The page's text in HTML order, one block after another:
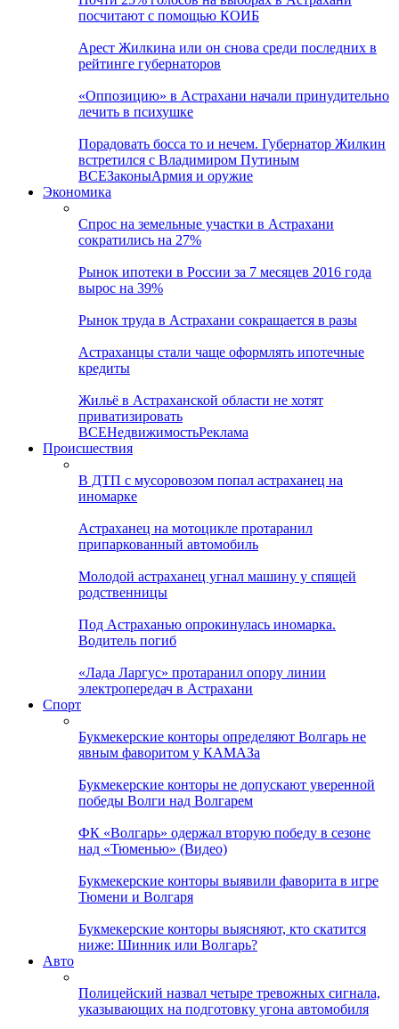
посчитают с помощью КОИБ
Арест Жилкина или он снова среди последних в
рейтинге губернаторов
«Оппозицию» в Астрахани начали принудительно
лечить в психушке
Порадовать босса то и нечем. Губернатор Жилкин
встретился с Владимиром Путиным
ВСЕЗаконыАрмия и оружие
Экономика
Спрос на земельные участки в Астрахани
сократились на 27%
Рынок ипотеки в России за 7 месяцев 2016 года
вырос на 39%
Рынок труда в Астрахани сокращается в разы
Астраханцы стали чаще оформлять ипотечные
кредиты
Жильё в Астраханской области не хотят
приватизировать
ВСЕНедвижимостьРеклама
Происшествия
В ДТП с мусоровозом попал астраханец на
иномарке
Астраханец на мотоцикле протаранил
припаркованный автомобиль
Молодой астраханец угнал машину у спящей
родственницы
Под Астраханью опрокинулась иномарка.
Водитель погиб
«Лада Ларгус» протаранил опору линии
электропередач в Астрахани
Спорт
Букмекерские конторы определяют Волгарь не
явным фаворитом у КАМАЗа
Букмекерские конторы не допускают уверенной
победы Волги над Волгарем
ФК «Волгарь» одержал вторую победу в сезоне
над «Тюменью» (Видео)
Букмекерские конторы выявили фаворита в игре
Тюмени и Волгаря
Букмекерские конторы выясняют, кто скатится
ниже: Шинник или Волгарь?
Авто
Полицейский назвал четыре тревожных сигнала,
указывающих на подготовку угона автомобиля